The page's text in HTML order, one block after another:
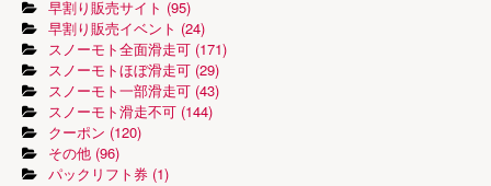
早割り販売サイト (95)
早割り販売イベント (24)
スノーモト全面滑走可 (171)
スノーモトほぼ滑走可 (29)
スノーモト一部滑走可 (43)
スノーモト滑走不可 (144)
クーポン (120)
その他 (96)
パックリフト券 (1)